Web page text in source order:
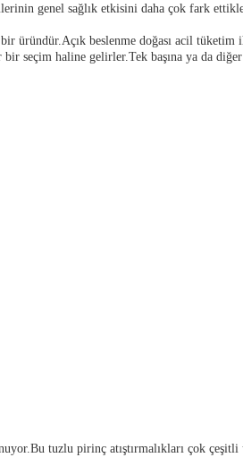
genel sağlık etkisini daha çok fark
üründür.Açık beslenme doğası acil tüketim
seçim haline gelirler.Tek başına ya da
tuzlu pirinç atıştırmalıkları çok